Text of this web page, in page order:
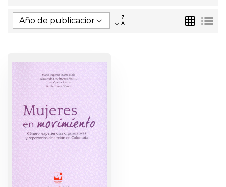
Biología
Ciencia política
Conflicto Armado
Dirección
Parrilla